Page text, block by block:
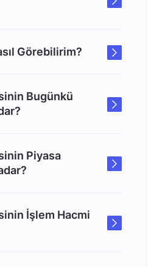
Görebilirim?
Bugünkü
Piyasa
İşlem Hacmi